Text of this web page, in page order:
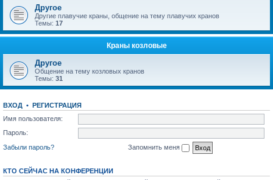
Другое
Другие плавучие краны, общение на тему плавучих кранов
Темы: 17
Краны козловые
Другое
Общение на тему козловых кранов
Темы: 31
ВХОД • РЕГИСТРАЦИЯ
Имя пользователя:
Пароль:
Забыли пароль?
Запомнить меня
КТО СЕЙЧАС НА КОНФЕРЕНЦИИ